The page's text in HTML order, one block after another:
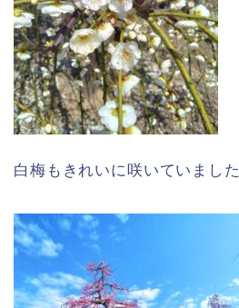
白梅もきれいに咲いていました